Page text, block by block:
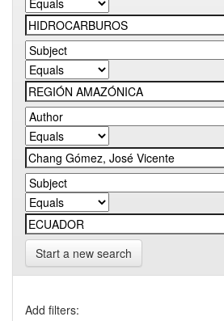
Start a new search
Add filters: